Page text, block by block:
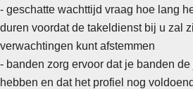
- geschatte wachttijd vraag hoe lang
duren voordat de takeldienst bij u zal
verwachtingen kunt afstemmen
- banden zorg ervoor dat je banden
hebben en dat het profiel nog